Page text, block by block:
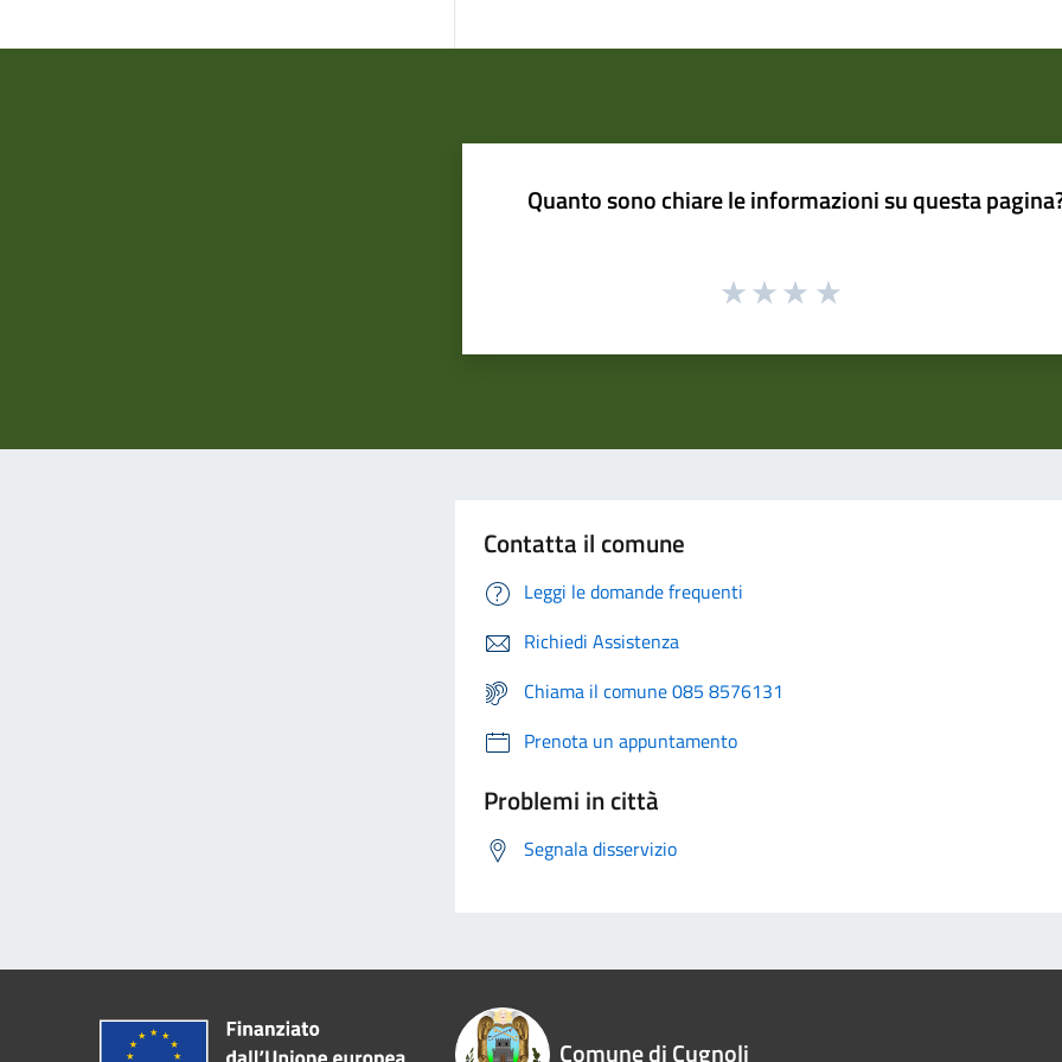
Quanto sono chiare le informazioni su questa
Contatta il comune
Leggi le domande frequenti
Richiedi Assistenza
Chiama il comune 085 8576131
Prenota un appuntamento
Problemi in città
Segnala disservizio
Comune di Cugnoli